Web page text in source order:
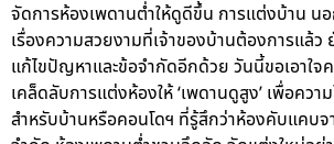
จัดการห้องเพดานต่ำให้ดูดีขึ้น การแต่งบ้าน นอ
เรื่องความสวยงามที่เจ้าของบ้านต้องการแล้ว
แก้ไขปัญหาและข้อจำกัดอีกด้วย วันนี้ขอเอาใ
เคล็ดลับการแต่งห้องให้ ‘เพดานดูสูง’ เพื่อควา
สำหรับบ้านหรือคอนโดฯ ที่รู้สึกว่าห้องคับแคบ